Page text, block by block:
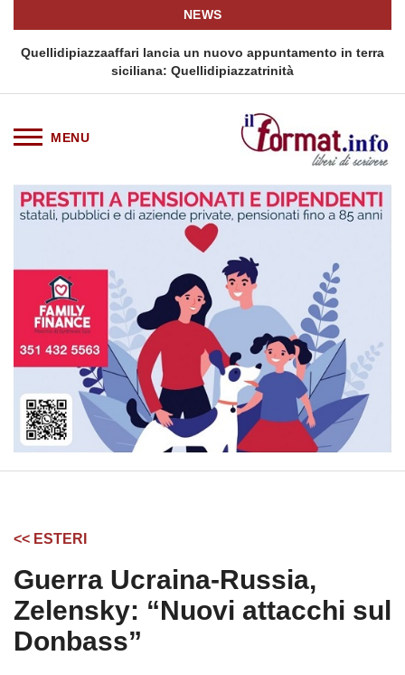
NEWS
Quellidipiazzaaffari lancia un nuovo appuntamento in terra
siciliana: Quellidipiazzatrinità
<< ESTERI
Guerra Ucraina-Russia,
Zelensky: “Nuovi attacchi sul
Donbass”